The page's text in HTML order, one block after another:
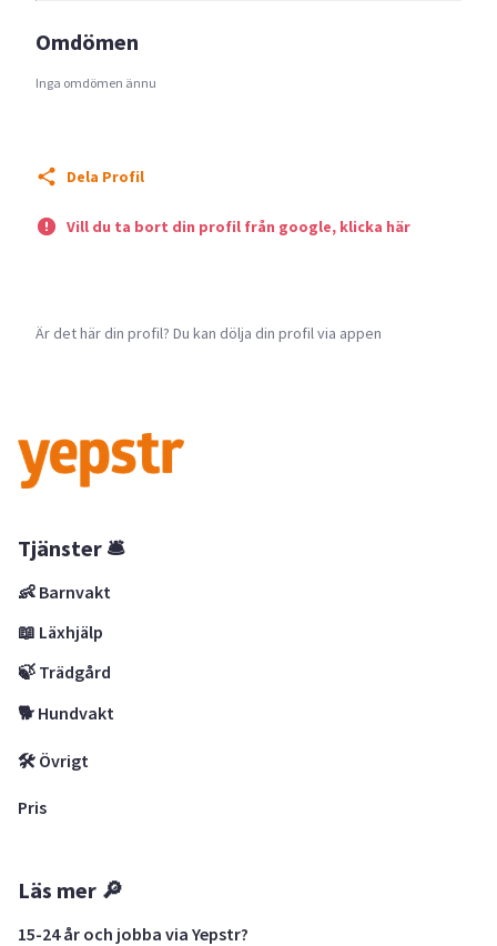
Omdömen
Inga omdömen ännu
Dela Profil
Vill du ta bort din profil från google, klicka här
Är det här din profil? Du kan dölja din profil via appen
Tjänster 🛎
👶 Barnvakt
📖 Läxhjälp
🍃 Trädgård
🐕 Hundvakt
🛠 Övrigt
Pris
Läs mer 🔎
15-24 år och jobba via Yepstr?